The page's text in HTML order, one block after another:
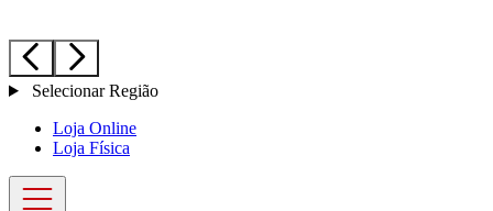
Selecionar Região
Loja Online
Loja Física